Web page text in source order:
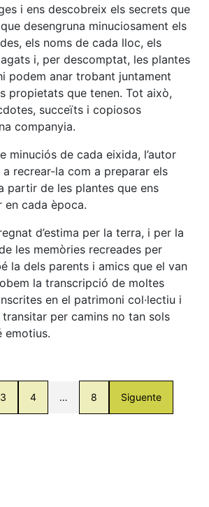
i ens descobreix els secrets que
desengruna minuciosament els
els noms de cada lloc, els
i, per descomptat, les plantes
podem anar trobant juntament
propietats que tenen. Tot això,
succeïts i copiosos
companyia.
minuciós de cada eixida, l’autor
recrear-la com a preparar els
partir de les plantes que ens
en cada època.
d’estima per la terra, i per la
les memòries recreades per
la dels parents i amics que el van
la transcripció de moltes
en el patrimoni col·lectiu i
transitar per camins no tan sols
emotius.
3 4 … 8 Siguente